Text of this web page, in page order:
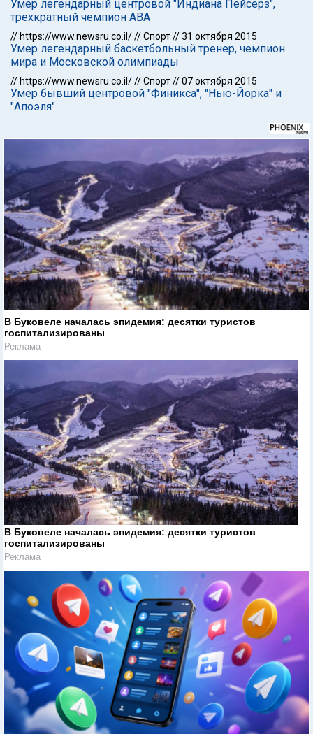
Умер легендарный центровой "Индиана Пейсерз",
трехкратный чемпион АВА
// https://www.newsru.co.il///Спорт//31 октября 2015
Умер легендарный баскетбольный тренер, чемпион
мира и Московской олимпиады
// https://www.newsru.co.il///Спорт//07 октября 2015
Умер бывший центровой "Финикса", "Нью-Йорка" и
"Апоэля"
В Буковеле началась эпидемия: десятки туристов
госпитализированы
Реклама
В Буковеле началась эпидемия: десятки туристов
госпитализированы
Реклама